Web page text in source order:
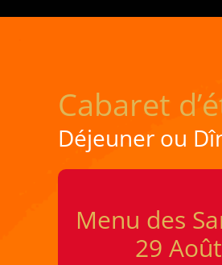
Cabaret
Déjeuner ou
Menu des
29